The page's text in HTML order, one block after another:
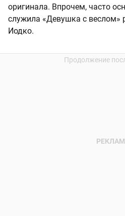
оригинала. Впрочем, часто
служила «Девушка с веслом»
Иодко.